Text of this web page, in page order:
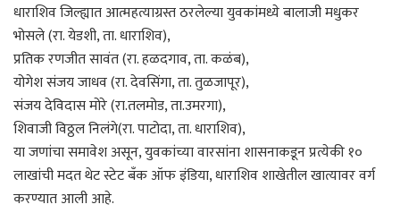
धाराशिव जिल्ह्यात आत्महत्याग्रस्त ठरलेल्या युवकांमध्ये बालाजी मधुकर
भोसले (रा. येडशी, ता. धाराशिव),
प्रतिक रणजीत सावंत (रा. हळदगाव, ता. कळंब),
योगेश संजय जाधव (रा. देवसिंगा, ता. तुळजापूर),
संजय देविदास मोरे (रा.तलमोड, ता.उमरगा),
शिवाजी विठ्ठल निलंगे(रा. पाटोदा, ता. धाराशिव),
या जणांचा समावेश असून, युवकांच्या वारसांना शासनाकडून प्रत्येकी १०
लाखांची मदत थेट स्टेट बँक ऑफ इंडिया, धाराशिव शाखेतील खात्यावर वर्ग
करण्यात आली आहे.